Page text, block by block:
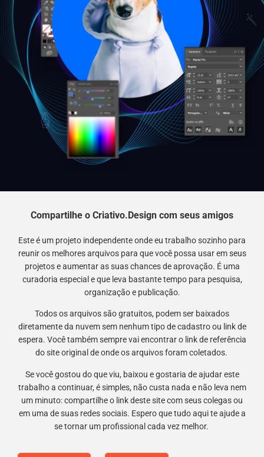
Compartilhe o Criativo.Design com seus amigos
Este é um projeto independente onde eu trabalho sozinho para
reunir os melhores arquivos para que você possa usar em seus
projetos e aumentar as suas chances de aprovação. É uma
curadoria especial e que leva bastante tempo para pesquisa,
organização e publicação.
Todos os arquivos são gratuitos, podem ser baixados
diretamente da nuvem sem nenhum tipo de cadastro ou link de
espera. Você também sempre vai encontrar o link de referência
do site original de onde os arquivos foram coletados.
Se você gostou do que viu, baixou e gostaria de ajudar este
trabalho a continuar, é simples, não custa nada e não leva nem
um minuto: compartilhe o link deste site com seus colegas ou
em uma de suas redes sociais. Espero que tudo aqui te ajude a
se tornar um profissional cada vez melhor.